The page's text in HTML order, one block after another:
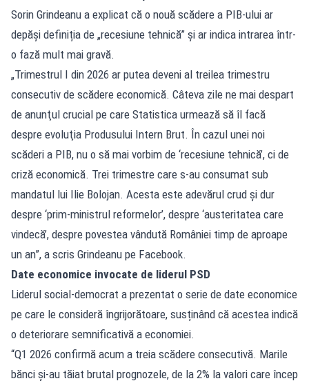
Sorin Grindeanu a explicat că o nouă scădere a PIB-ului ar
depăși definiția de „recesiune tehnică” și ar indica intrarea într-
o fază mult mai gravă.
„Trimestrul I din 2026 ar putea deveni al treilea trimestru
consecutiv de scădere economică. Câteva zile ne mai despart
de anunţul crucial pe care Statistica urmează să îl facă
despre evoluţia Produsului Intern Brut. În cazul unei noi
scăderi a PIB, nu o să mai vorbim de ‘recesiune tehnică’, ci de
criză economică. Trei trimestre care s-au consumat sub
mandatul lui Ilie Bolojan. Acesta este adevărul crud şi dur
despre ‘prim-ministrul reformelor’, despre ‘austeritatea care
vindecă’, despre povestea vândută României timp de aproape
un an”, a scris Grindeanu pe Facebook.
Date economice invocate de liderul PSD
Liderul social-democrat a prezentat o serie de date economice
pe care le consideră îngrijorătoare, susținând că acestea indică
o deteriorare semnificativă a economiei.
“Q1 2026 confirmă acum a treia scădere consecutivă. Marile
bănci şi-au tăiat brutal prognozele, de la 2% la valori care încep